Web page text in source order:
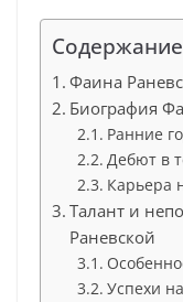
Содержание
Фаина
Биография
Ранние
Дебют в
Карьера
Талант и
Раневской
Успехи